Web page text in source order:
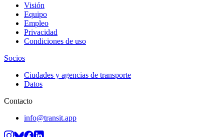
Visión
Equipo
Empleo
Privacidad
Condiciones de uso
Socios
Ciudades y agencias de transporte
Datos
Contacto
info@transit.app